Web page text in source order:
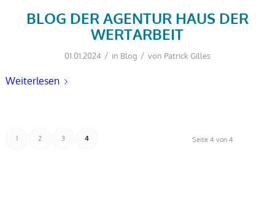
BLOG DER AGENTUR HAUS DER
WERTARBEIT
01.01.2024 / in Blog / von Patrick Gilles
Weiterlesen
Seite 4 von 4
1 2 3 4